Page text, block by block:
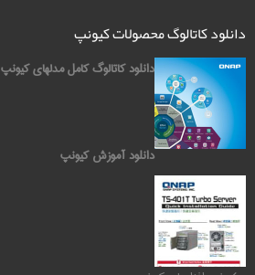
دانلود کاتالوگ محصولات کیونپ
دانلود کاتالوگ کامل مدلهای کیونپ
دانلود آموزش کیونپ
کیونپ QNAP